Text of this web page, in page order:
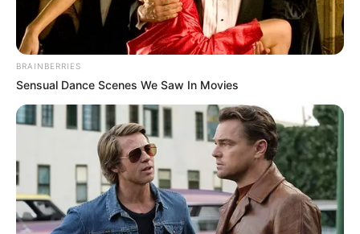
BRAINBERRIES
Sensual Dance Scenes We Saw In Movies